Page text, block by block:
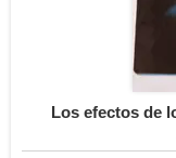
Los efectos de